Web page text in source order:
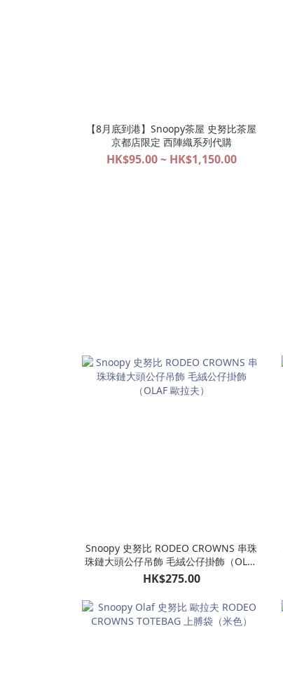
【8月底到港】Snoopy茶屋 史努比茶屋
京都店限定 西陣織系列代購
HK$95.00 ~ HK$1,150.00
Snoopy 史努比 RODEO CROWNS 串珠
珠鏈大頭公仔吊飾 毛絨公仔掛飾（OLAF
歐拉夫）
HK$275.00